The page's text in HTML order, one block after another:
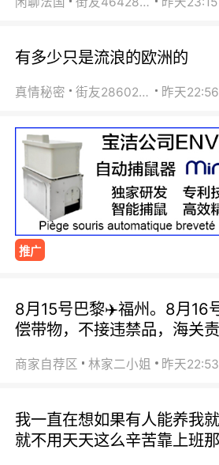
有多少只是流浪的欧洲的
真情秘密 街友28602925 昨天22:56
推广
8月15号巴黎✈️福州。8月16
偿带物，不接违禁品，海关
商家自荐区 林家二小姐 昨天22:53
我一直在想如果有人能养我
就不用天天这么辛苦靠上班